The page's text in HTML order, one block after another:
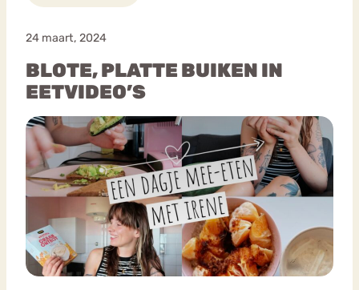
24 maart, 2024
BLOTE, PLATTE BUIKEN IN
EETVIDEO’S